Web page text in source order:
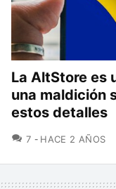
La AltStore es
una maldición
estos detalles
7 COMENTARIOS
HACE 2 AÑOS